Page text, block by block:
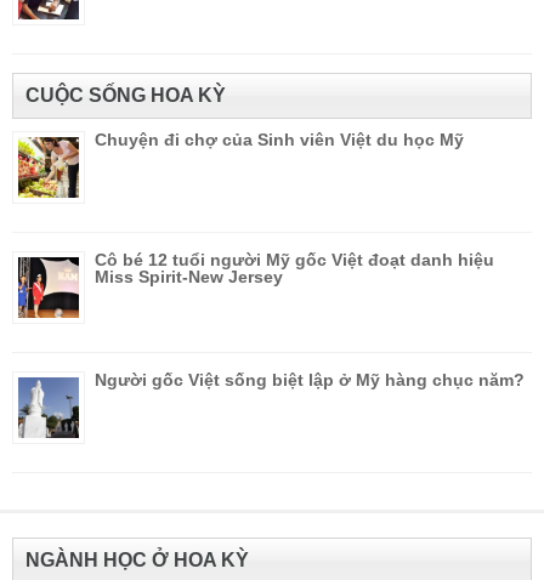
CUỘC SỐNG HOA KỲ
Chuyện đi chợ của Sinh viên Việt du học Mỹ
Cô bé 12 tuổi người Mỹ gốc Việt đoạt danh hiệu
Miss Spirit-New Jersey
Người gốc Việt sống biệt lập ở Mỹ hàng chục năm?
NGÀNH HỌC Ở HOA KỲ